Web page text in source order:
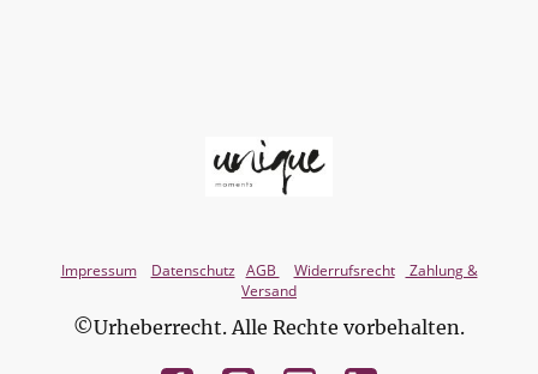
Impressum Datenschutz AGB Widerrufsrecht
Zahlung &
Versand
©Urheberrecht. Alle Rechte vorbehalten.